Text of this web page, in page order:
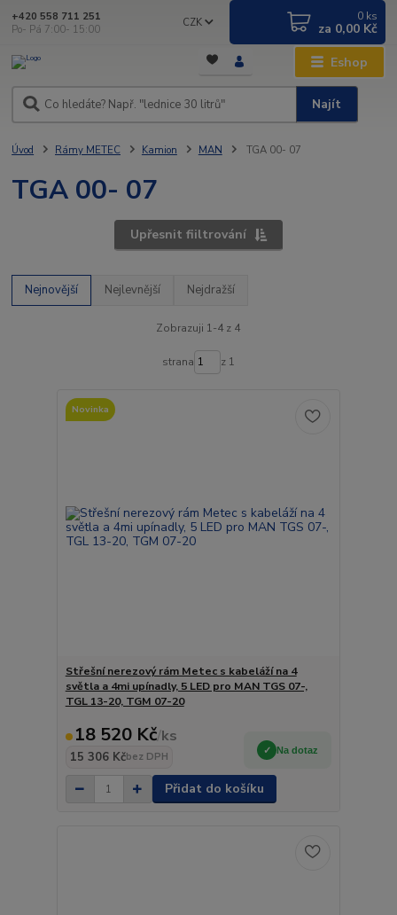
Eshop
CZK
Najít
+420 558 711 251
Po- Pá 7:00- 15:00
0 ks
za 0,00 Kč
Úvod Rámy METEC Kamion MAN TGA 00- 07
TGA 00- 07
Upřesnit fiiltrování
Nejnovější Nejlevnější Nejdražší
Zobrazuji 1-4 z 4
strana z 1
Novinka
Střešní nerezový rám Metec s kabeláží na 4
světla a 4mi upínadly, 5 LED pro MAN TGS 07-,
TGL 13-20, TGM 07-20
18 520 Kč/ks
15 306 Kčbez DPH
Na dotaz
Přidat do košíku